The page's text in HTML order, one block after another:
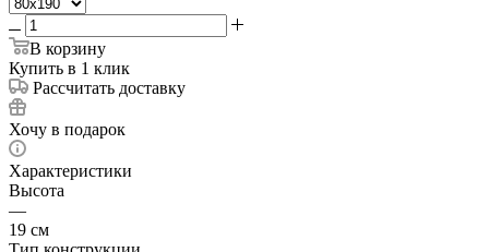
В корзину
Купить в 1 клик
Рассчитать доставку
Хочу в подарок
Характеристики
Высота
—
19 см